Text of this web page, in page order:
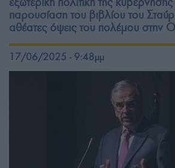
παρουσίαση του βιβλίου του
αθέατες όψεις του πολέμου στην
17/06/2025 - 9:48μμ